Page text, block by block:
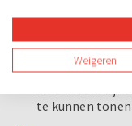
Om een e-
zijn van een
Nederlands
te kunnen
Weigeren